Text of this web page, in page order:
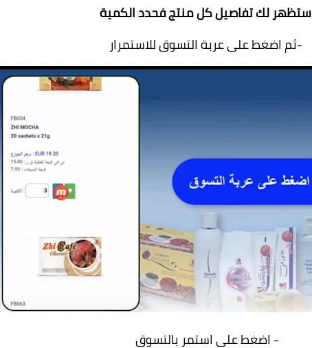
ستظهر لك تفاصيل كل منتج فحدد الكمية
-ثم اضغط على عربة التسوق للاستمرار
- اضغط على استمر بالتسوق